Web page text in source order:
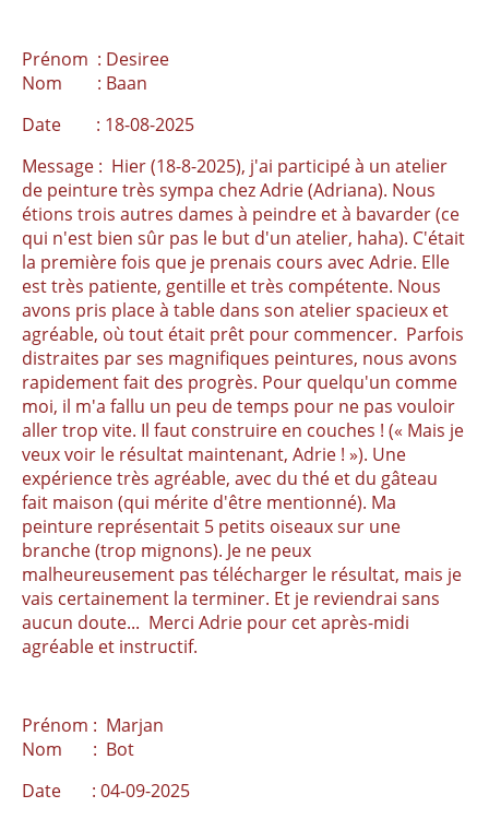
Prénom : Desiree
Nom : Baan
Date : 18-08-2025
Message : Hier (18-8-2025), j'ai participé à un atelier
de peinture très sympa chez Adrie (Adriana). Nous
étions trois autres dames à peindre et à bavarder (ce
qui n'est bien sûr pas le but d'un atelier, haha). C'était
la première fois que je prenais cours avec Adrie. Elle
est très patiente, gentille et très compétente. Nous
avons pris place à table dans son atelier spacieux et
agréable, où tout était prêt pour commencer. Parfois
distraites par ses magnifiques peintures, nous avons
rapidement fait des progrès. Pour quelqu'un comme
moi, il m'a fallu un peu de temps pour ne pas vouloir
aller trop vite. Il faut construire en couches ! (« Mais je
veux voir le résultat maintenant, Adrie ! »). Une
expérience très agréable, avec du thé et du gâteau
fait maison (qui mérite d'être mentionné). Ma
peinture représentait 5 petits oiseaux sur une
branche (trop mignons). Je ne peux
malheureusement pas télécharger le résultat, mais je
vais certainement la terminer. Et je reviendrai sans
aucun doute... Merci Adrie pour cet après-midi
agréable et instructif.
Prénom : Marjan
Nom : Bot
Date : 04-09-2025